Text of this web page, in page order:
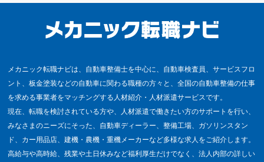
メカニック転職ナビは、自動車整備士を中心に、自動車検査員、サービスフロ
ント、板金塗装などの自動車に関わる職種の方々と、全国の自動車整備の仕事
を求める事業者をマッチングする人材紹介・人材派遣サービスです。
現在、転職を検討されている方や、人材派遣で働きたい方のサポートを行い、
みなさまのニーズにそった、自動車ディーラー、整備工場、ガソリンスタン
ド、カー用品店、建機・農機・重機メーカーなど多様な求人をご紹介します。
高給与や高時給、残業や土日休みなど福利厚生だけでなく、法人内部の詳しい